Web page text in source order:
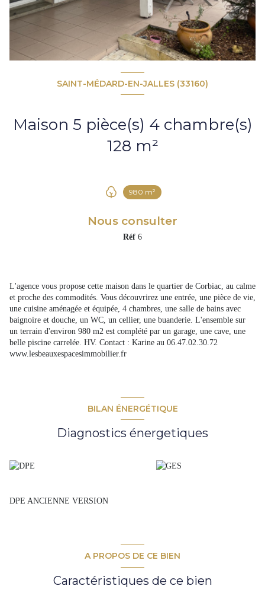
SAINT-MÉDARD-EN-JALLES (33160)
Maison 5 pièce(s) 4 chambre(s)
128 m²
980 m²
Nous consulter
Réf 6
L'agence vous propose cette maison dans le quartier de Corbiac, au calme
et proche des commodités. Vous découvrirez une entrée, une pièce de vie,
une cuisine aménagée et équipée, 4 chambres, une salle de bains avec
baignoire et douche, un WC, un cellier, une buanderie. L'ensemble sur
un terrain d'environ 980 m2 est complété par un garage, une cave, une
belle piscine carrelée. HV. Contact : Karine au 06.47.02.30.72
www.lesbeauxespacesimmobilier.fr
BILAN ÉNERGÉTIQUE
Diagnostics énergetiques
DPE ANCIENNE VERSION
A PROPOS DE CE BIEN
Caractéristiques de ce bien